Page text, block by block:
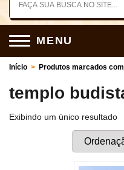
MENU
Início > Produtos marcados
templo
Exibindo um único resultado